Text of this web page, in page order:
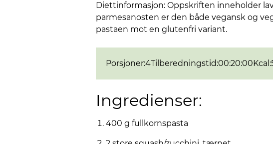
Diettinformasjon: Oppskriften inneholder
parmesanosten er den både vegansk og
pastaen mot en glutenfri variant.
Porsjoner:4Tilberedningstid:00:20:00Kcal :
Ingredienser:
400 g fullkornspasta